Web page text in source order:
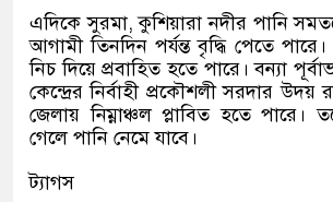
এদিকে সুরমা, কুশিয়ারা নদীর পানি
আগামী তিনদিন পর্যন্ত বৃদ্ধি পেতে
নিচ দিয়ে প্রবাহিত হতে পারে। বন্যা
কেন্দ্রের নির্বাহী প্রকৌশলী সরদার উদয়
জেলায় নিম্নাঞ্চল প্লাবিত হতে পারে।
গেলে পানি নেমে যাবে।
ট্যাগস